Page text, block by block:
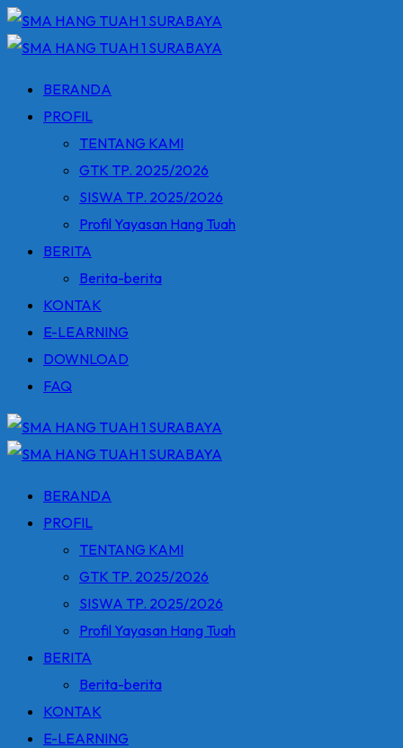
Skip
to
BERANDA
PROFIL
TENTANG KAMI
GTK TP. 2025/2026
SISWA TP. 2025/2026
Profil Yayasan Hang Tuah
BERITA
Berita-berita
KONTAK
E-LEARNING
DOWNLOAD
FAQ
BERANDA
PROFIL
TENTANG KAMI
GTK TP. 2025/2026
SISWA TP. 2025/2026
Profil Yayasan Hang Tuah
BERITA
Berita-berita
KONTAK
E-LEARNING